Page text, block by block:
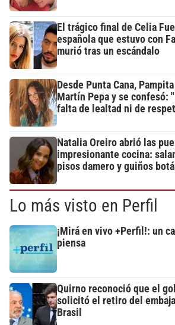
El trágico final de Celia
española que estuvo con
murió tras un escándalo
Desde Punta Cana,
Martín Pepa y se confesó:
falta de lealtad ni de
Natalia Oreiro abrió las
impresionante cocina:
pisos damero y guiños
Lo más visto en Perfil
¡Mirá en vivo +Perfil!: un
piensa
Quirno reconoció que el
solicitó el retiro del
Brasil